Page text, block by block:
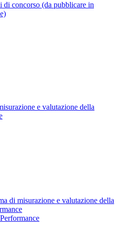
di concorso (da pubblicare in
e valutazione della
di misurazione e valutazione della